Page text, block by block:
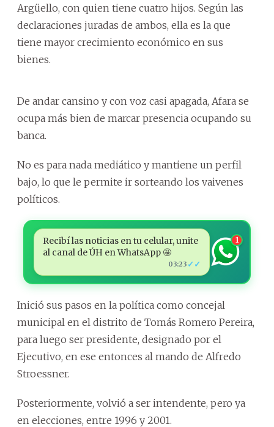
Argüello, con quien tiene cuatro hijos. Según las
declaraciones juradas de ambos, ella es la que
tiene mayor crecimiento económico en sus
bienes.
De andar cansino y con voz casi apagada, Afara se
ocupa más bien de marcar presencia ocupando su
banca.
No es para nada mediático y mantiene un perfil
bajo, lo que le permite ir sorteando los vaivenes
políticos.
Recibí las noticias en tu celular, unite
al canal de ÚH en WhatsApp 🤩
03:23 ✓✓
1
Inició sus pasos en la política como concejal
municipal en el distrito de Tomás Romero Pereira,
para luego ser presidente, designado por el
Ejecutivo, en ese entonces al mando de Alfredo
Stroessner.
Posteriormente, volvió a ser intendente, pero ya
en elecciones, entre 1996 y 2001.